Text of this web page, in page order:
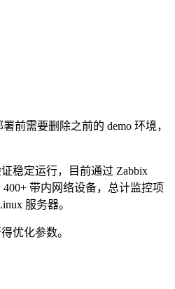
前需要删除之前的 demo 环境，
稳定运行，目前通过 Zabbix
带内网络设备，总计监控项
服务器。
优化参数。